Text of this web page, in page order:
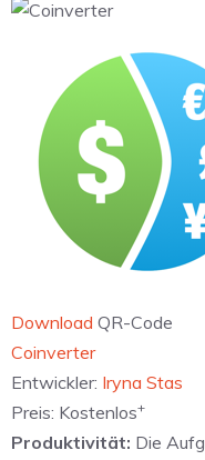
Download QR-Code
‎Coinverter
Entwickler: Iryna Stas
Preis: Kostenlos+
Produktivität: Die